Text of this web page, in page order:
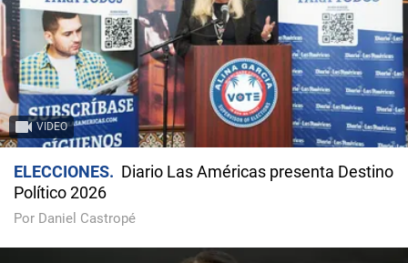
VIDEO
ELECCIONES
Diario Las Américas presenta Destino
Político 2026
Por Daniel Castropé